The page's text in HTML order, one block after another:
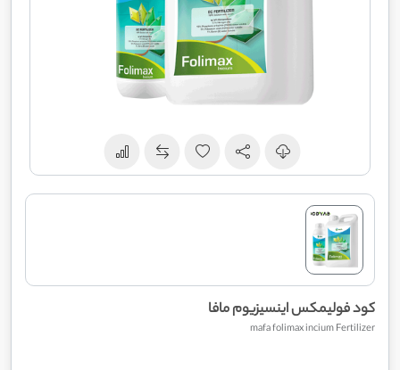
کود فولیمکس اینسیزیوم مافا
mafa folimax incium Fertilizer